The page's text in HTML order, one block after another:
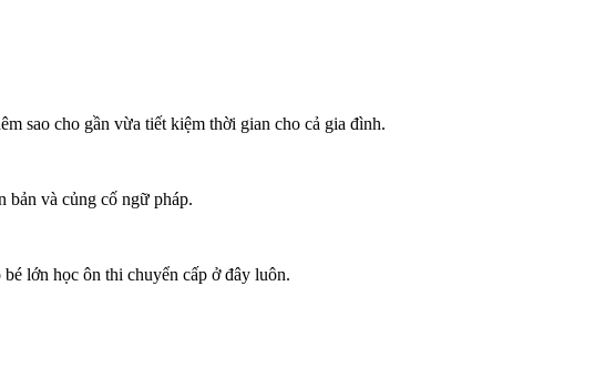
sao cho gần vừa tiết kiệm thời gian cho cả gia đình.
và củng cố ngữ pháp.
lớn học ôn thi chuyển cấp ở đây luôn.